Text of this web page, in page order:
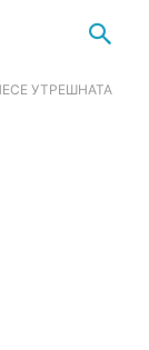
УТРЕШНАТА